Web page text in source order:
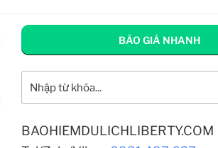
BÁO GIÁ NHANH
BAOHIEMDULICHLIBERTY.COM